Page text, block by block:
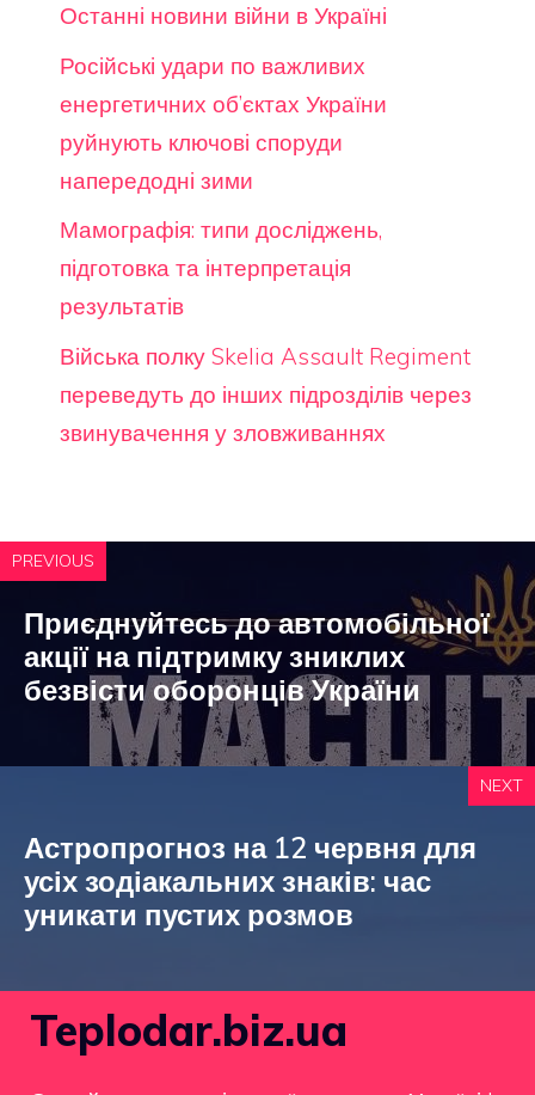
Останні новини війни в Україні
Російські удари по важливих
енергетичних об’єктах України
руйнують ключові споруди
напередодні зими
Мамографія: типи досліджень,
підготовка та інтерпретація
результатів
Війська полку Skelia Assault Regiment
переведуть до інших підрозділів через
звинувачення у зловживаннях
PREVIOUS
Приєднуйтесь до автомобільної
акції на підтримку зниклих
безвісти оборонців України
NEXT
Астропрогноз на 12 червня для
усіх зодіакальних знаків: час
уникати пустих розмов
Teplodar.biz.ua